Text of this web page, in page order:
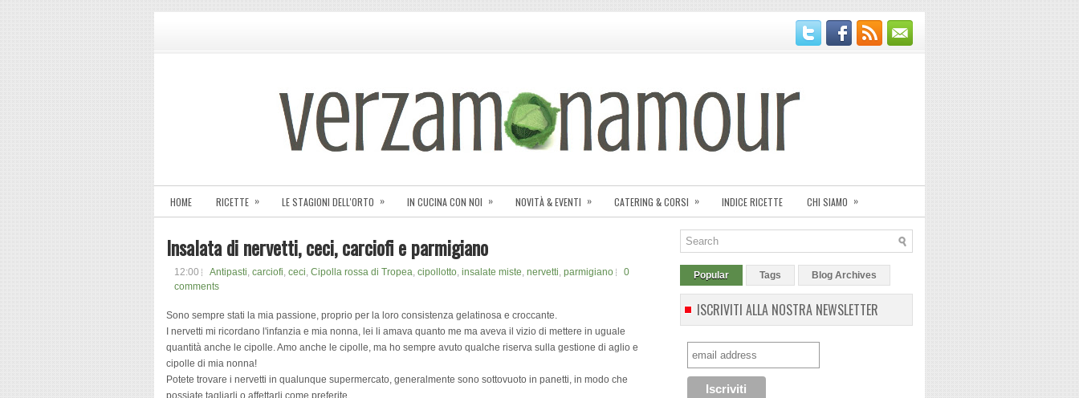
HOME RICETTE » LE STAGIONI DELL'ORTO » IN CUCINA CON NOI » NOVITÀ & EVENTI » CATERING & CORSI » INDICE RICETTE CHI SIAMO »
Insalata di nervetti, ceci, carciofi e parmigiano
12:00 Antipasti, carciofi, ceci, Cipolla rossa di Tropea, cipollotto, insalate miste, nervetti, parmigiano
0
comments
Sono sempre stati la mia passione, proprio per la loro consistenza gelatinosa e croccante.
I nervetti mi ricordano l'infanzia e mia nonna, lei li amava quanto me ma aveva il vizio di mettere in uguale
quantità anche le cipolle. Amo anche le cipolle, ma ho sempre avuto qualche riserva sulla gestione di aglio e
cipolle di mia nonna!
Potete trovare i nervetti in qualunque supermercato, generalmente sono sottovuoto in panetti, in modo che
possiate tagliarli o affettarli come preferite.
Popular Tags Blog Archives
ISCRIVITI ALLA NOSTRA NEWSLETTER